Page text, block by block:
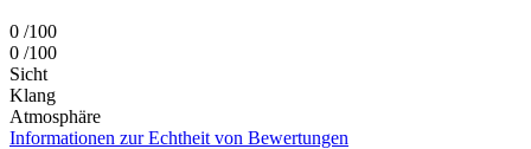
0 /100
0 /100
Sicht
Klang
Atmosphäre
Informationen zur Echtheit von Bewertungen